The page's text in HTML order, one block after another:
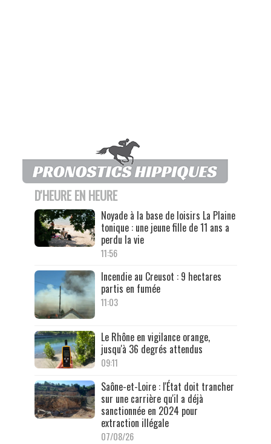
D'HEURE EN HEURE
Noyade à la base de loisirs La Plaine
tonique : une jeune fille de 11 ans a
perdu la vie
11:56
Incendie au Creusot : 9 hectares
partis en fumée
11:03
Le Rhône en vigilance orange,
jusqu'à 36 degrés attendus
09:11
Saône-et-Loire : l'État doit trancher
sur une carrière qu'il a déjà
sanctionnée en 2024 pour
extraction illégale
07/08/26